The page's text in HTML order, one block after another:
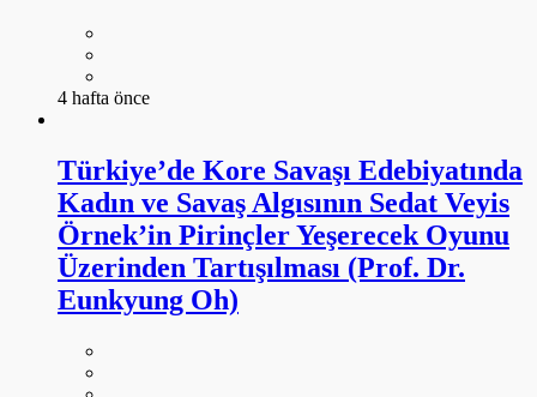
4 hafta önce
Türkiye’de Kore Savaşı Edebiyatında
Kadın ve Savaş Algısının Sedat Veyis
Örnek’in Pirinçler Yeşerecek Oyunu
Üzerinden Tartışılması (Prof. Dr.
Eunkyung Oh)